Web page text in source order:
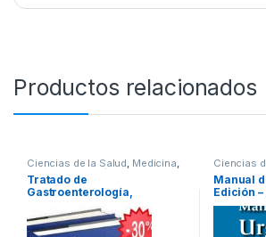
Productos relacionados
Ciencias de la Salud Medicina
Pediatría
Profesionales y tecnicos
Tratado de
Gastroenterología,
Hepatología y Nutrición
Pediátrica 2 Tomos –
Oceano
Ciencias
Manual
Edición –